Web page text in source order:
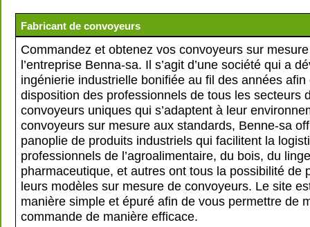
Fabricant de convoyeurs
Commandez et obtenez vos convoyeurs sur
l’entreprise Benna-sa. Il s’agit d’une société qui a
ingénierie industrielle bonifiée au fil des années afin
disposition des professionnels de tous les secteurs
convoyeurs uniques qui s’adaptent à leur
convoyeurs sur mesure aux standards, Benne-sa
panoplie de produits industriels qui facilitent la
professionnels de l’agroalimentaire, du bois, du
pharmaceutique, et autres ont tous la possibilité de
leurs modèles sur mesure de convoyeurs. Le site
manière simple et épuré afin de vous permettre de
commande de manière efficace.